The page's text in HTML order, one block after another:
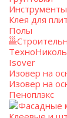
Инструменты
Клея для
Полы
ТехноНиколь
Isover
Изовер на
Изовер на
Пеноплэкс
Фасадные